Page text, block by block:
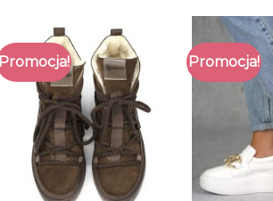
Promocja! Promocja!